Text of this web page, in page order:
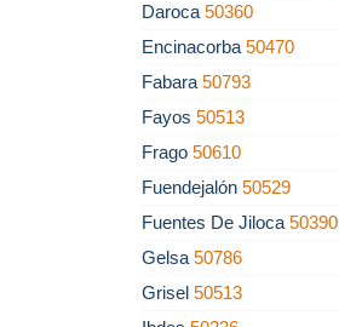
Daroca 50360
Encinacorba 50470
Fabara 50793
Fayos 50513
Frago 50610
Fuendejalón 50529
Fuentes De Jiloca 50390
Gelsa 50786
Grisel 50513